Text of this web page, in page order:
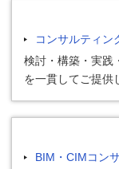
コンサルティン
検討・構築・実践
を一貫してご提供
BIM・CIMコン